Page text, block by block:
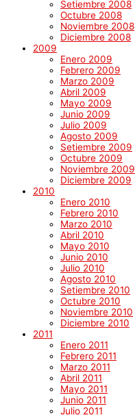
Setiembre 2008
Octubre 2008
Noviembre 2008
Diciembre 2008
2009
Enero 2009
Febrero 2009
Marzo 2009
Abril 2009
Mayo 2009
Junio 2009
Julio 2009
Agosto 2009
Setiembre 2009
Octubre 2009
Noviembre 2009
Diciembre 2009
2010
Enero 2010
Febrero 2010
Marzo 2010
Abril 2010
Mayo 2010
Junio 2010
Julio 2010
Agosto 2010
Setiembre 2010
Octubre 2010
Noviembre 2010
Diciembre 2010
2011
Enero 2011
Febrero 2011
Marzo 2011
Abril 2011
Mayo 2011
Junio 2011
Julio 2011